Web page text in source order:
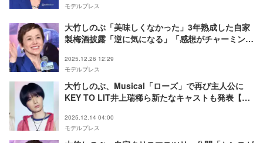
モデルプレス
大竹しのぶ「美味しくなかった」3年熟成した自家
製梅酒披露「逆に気になる」「感想がチャーミン
2025.12.26 12:29
モデルプレス
大竹しのぶ、Musical「ローズ」で再び主人公に
KEY TO LIT井上瑞稀ら新たなキャストも発表【コ
2025.12.14 04:00
モデルプレス